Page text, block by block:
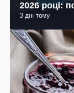
2026 році:
3 дні тому